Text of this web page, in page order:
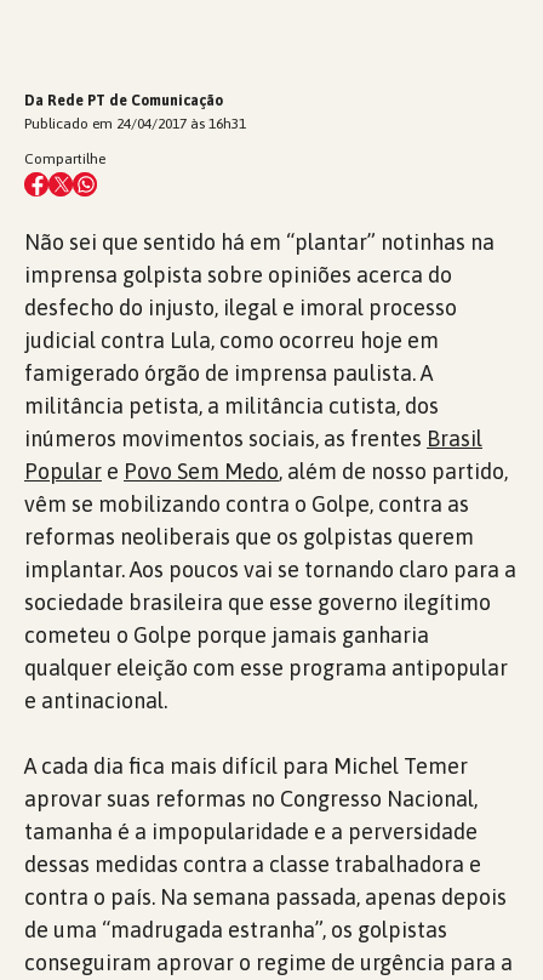
Da Rede PT de Comunicação
Publicado em 24/04/2017 às 16h31
Compartilhe
Não sei que sentido há em “plantar” notinhas na
imprensa golpista sobre opiniões acerca do
desfecho do injusto, ilegal e imoral processo
judicial contra Lula, como ocorreu hoje em
famigerado órgão de imprensa paulista. A
militância petista, a militância cutista, dos
inúmeros movimentos sociais, as frentes Brasil
Popular e Povo Sem Medo, além de nosso partido,
vêm se mobilizando contra o Golpe, contra as
reformas neoliberais que os golpistas querem
implantar. Aos poucos vai se tornando claro para a
sociedade brasileira que esse governo ilegítimo
cometeu o Golpe porque jamais ganharia
qualquer eleição com esse programa antipopular
e antinacional.
A cada dia fica mais difícil para Michel Temer
aprovar suas reformas no Congresso Nacional,
tamanha é a impopularidade e a perversidade
dessas medidas contra a classe trabalhadora e
contra o país. Na semana passada, apenas depois
de uma “madrugada estranha”, os golpistas
conseguiram aprovar o regime de urgência para a